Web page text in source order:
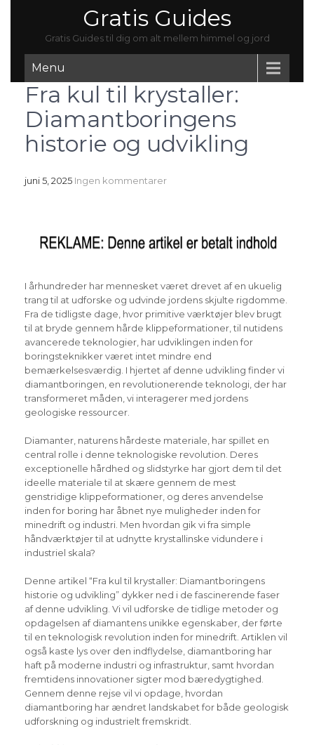
Gratis Guides
Gratis Guides til dig om alt mellem himmel og jord
Menu
Fra kul til krystaller:
Diamantboringens
historie og udvikling
juni 5, 2025 Ingen kommentarer
I århundreder har mennesket været drevet af en ukuelig
trang til at udforske og udvinde jordens skjulte rigdomme.
Fra de tidligste dage, hvor primitive værktøjer blev brugt
til at bryde gennem hårde klippeformationer, til nutidens
avancerede teknologier, har udviklingen inden for
boringsteknikker været intet mindre end
bemærkelsesværdig. I hjertet af denne udvikling finder vi
diamantboringen, en revolutionerende teknologi, der har
transformeret måden, vi interagerer med jordens
geologiske ressourcer.
Diamanter, naturens hårdeste materiale, har spillet en
central rolle i denne teknologiske revolution. Deres
exceptionelle hårdhed og slidstyrke har gjort dem til det
ideelle materiale til at skære gennem de mest
genstridige klippeformationer, og deres anvendelse
inden for boring har åbnet nye muligheder inden for
minedrift og industri. Men hvordan gik vi fra simple
håndværktøjer til at udnytte krystallinske vidundere i
industriel skala?
Denne artikel “Fra kul til krystaller: Diamantboringens
historie og udvikling” dykker ned i de fascinerende faser
af denne udvikling. Vi vil udforske de tidlige metoder og
opdagelsen af diamantens unikke egenskaber, der førte
til en teknologisk revolution inden for minedrift. Artiklen vil
også kaste lys over den indflydelse, diamantboring har
haft på moderne industri og infrastruktur, samt hvordan
fremtidens innovationer sigter mod bæredygtighed.
Gennem denne rejse vil vi opdage, hvordan
diamantboring har ændret landskabet for både geologisk
udforskning og industrielt fremskridt.